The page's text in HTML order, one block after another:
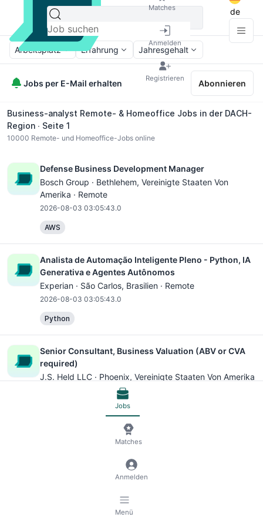
Matches
Anmelden
Registrieren
de
Arbeitsplatz Erfahrung Jahresgehalt
Jobs per E-Mail erhalten Abonnieren
Business-analyst Remote- & Homeoffice Jobs in der DACH-
Region ∙ Seite 1
10000 Remote- und Homeoffice-Jobs online
Defense Business Development Manager
Bosch Group · Bethlehem, Vereinigte Staaten Von
Amerika · Remote
2026-08-03 03:05:43.0
AWS
Analista de Automação Inteligente Pleno - Python, IA
Generativa e Agentes Autônomos
Experian · São Carlos, Brasilien · Remote
2026-08-03 03:05:43.0
Python
Senior Consultant, Business Valuation (ABV or CVA
required)
J.S. Held LLC · Phoenix, Vereinigte Staaten Von Amerika
2026-08-03 03:05:43.0
Gramian Consulting Group · Deutschland · Remote
2026-08-03 03:05:39.0
Software Engineer
Jobs
Matches
Anmelden
Menü